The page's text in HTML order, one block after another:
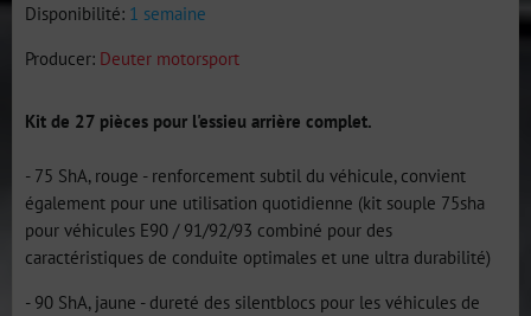
Disponibilité: 1 semaine
Producer: Deuter motorsport
Kit de 27 pièces pour l'essieu arrière complet.
- 75 ShA, rouge - renforcement subtil du véhicule, convient
également pour une utilisation quotidienne (kit souple 75sha
pour véhicules E90 / 91/92/93 combiné pour des
caractéristiques de conduite optimales et une ultra durabilité)
- 90 ShA, jaune - dureté des silentblocs pour les véhicules de